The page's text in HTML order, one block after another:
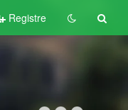
Registre